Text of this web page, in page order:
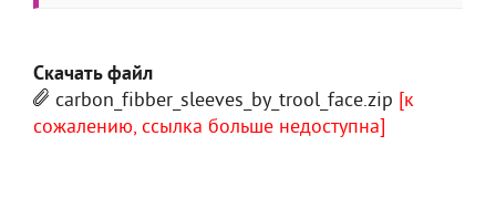
Скачать файл
carbon_fibber_sleeves_by_trool_face.zip [к
сожалению, ссылка больше недоступна]